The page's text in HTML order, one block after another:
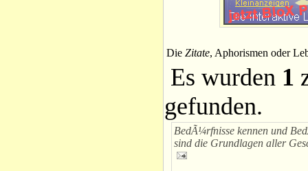
Die Zitate, Aphorismen oder
Es wurden 1
gefunden.
BedÃ¼rfnisse kennen und
sind die Grundlagen aller